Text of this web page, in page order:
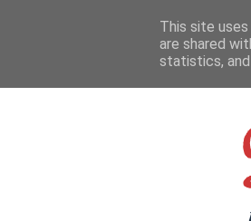
This site
are shared
statistics,